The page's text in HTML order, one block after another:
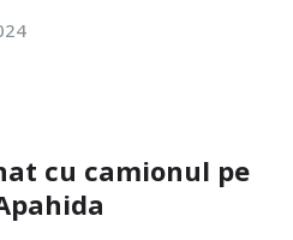
cu camionul pe